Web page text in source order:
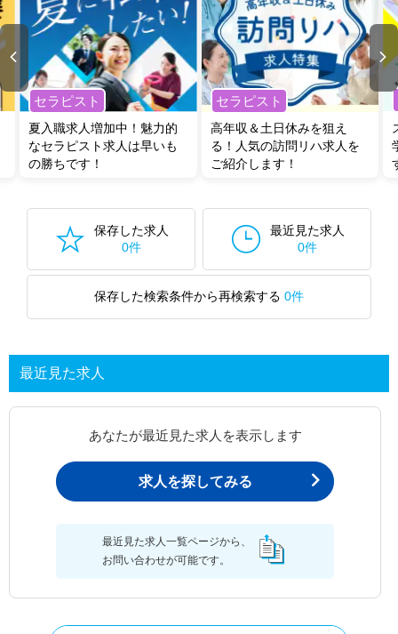
セラピスト
夏入職求人増加中！魅力的
なセラピスト求人は早いも
の勝ちです！
セラピスト
高年収＆土日休みを狙え
る！人気の訪問リハ求人を
ご紹介します！
保存した求人
0件
最近見た求人
0件
保存した検索条件から再検索する 0件
最近見た求人
あなたが最近見た求人を表示します
求人を探してみる
最近見た求人一覧ページから、
お問い合わせが可能です。